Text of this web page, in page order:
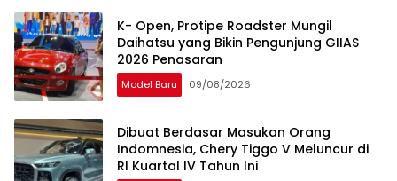
K- Open, Protipe Roadster Mungil
Daihatsu yang Bikin Pengunjung GIIAS
2026 Penasaran
Model Baru 09/08/2026
Dibuat Berdasar Masukan Orang
Indomnesia, Chery Tiggo V Meluncur di
RI Kuartal IV Tahun Ini